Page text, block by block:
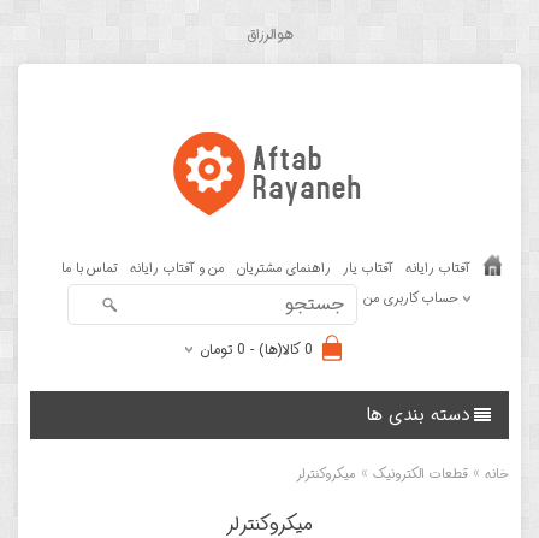
هوالرزاق
آفتاب رایانه آفتاب یار راهنمای مشتریان من و آفتاب رایانه تماس با ما
حساب کاربری من
0 کالا(ها) - 0 تومان
دسته بندی ها
خانه » قطعات الکترونیک » میکروکنترلر
میکروکنترلر